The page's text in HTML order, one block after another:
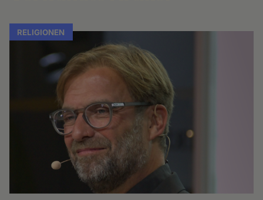
RELIGIONEN